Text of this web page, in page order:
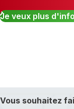
Je veux plus
Vous souhaitez